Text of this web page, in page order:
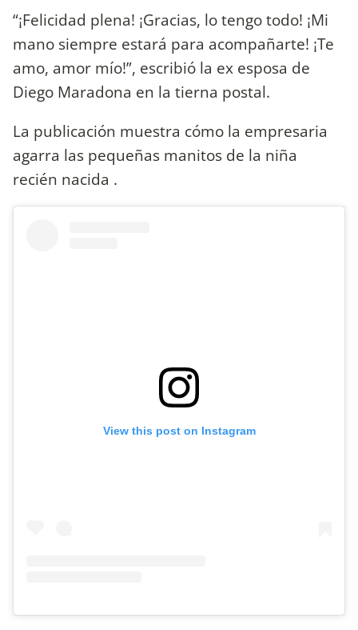
“¡Felicidad plena! ¡Gracias, lo tengo todo! ¡Mi
mano siempre estará para acompañarte! ¡Te
amo, amor mío!”, escribió la ex esposa de
Diego Maradona en la tierna postal.
La publicación muestra cómo la empresaria
agarra las pequeñas manitos de la niña
recién nacida .
View this post on Instagram